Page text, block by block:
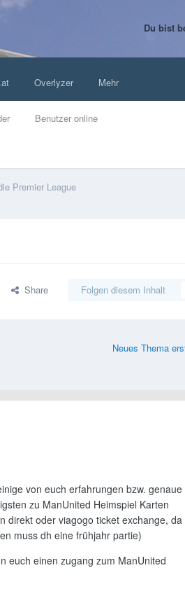
Du bist
Benutzer online
Overlyzer Mehr
Premier League
Share Folgen diesem Inhalt
Neues Thema
von euch erfahrungen bzw. genaue
zu ManUnited Heimspiel Karten
direkt oder viagogo ticket exchange, da
muss dh eine frühjahr partie)
euch einen zugang zum ManUnited